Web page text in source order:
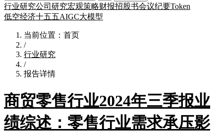
行业研究公司研究宏观策略财报招股书会议纪要Token
低空经济十五五AIGC大模型
当前位置：首页
/
行业研究
/
报告详情
商贸零售行业2024年三季报业
绩综述：零售行业需求承压影